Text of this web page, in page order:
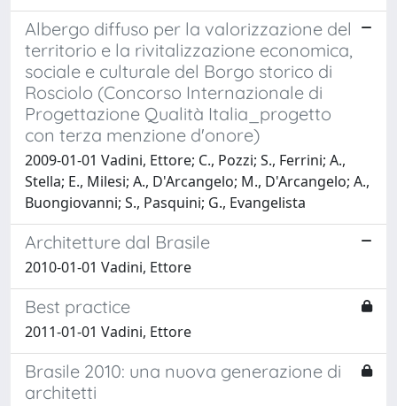
Albergo diffuso per la valorizzazione del
territorio e la rivitalizzazione economica,
sociale e culturale del Borgo storico di
Rosciolo (Concorso Internazionale di
Progettazione Qualità Italia_progetto
con terza menzione d'onore)
2009-01-01 Vadini, Ettore; C., Pozzi; S., Ferrini; A.,
Stella; E., Milesi; A., D'Arcangelo; M., D'Arcangelo; A.,
Buongiovanni; S., Pasquini; G., Evangelista
Architetture dal Brasile
2010-01-01 Vadini, Ettore
Best practice
2011-01-01 Vadini, Ettore
Brasile 2010: una nuova generazione di
architetti